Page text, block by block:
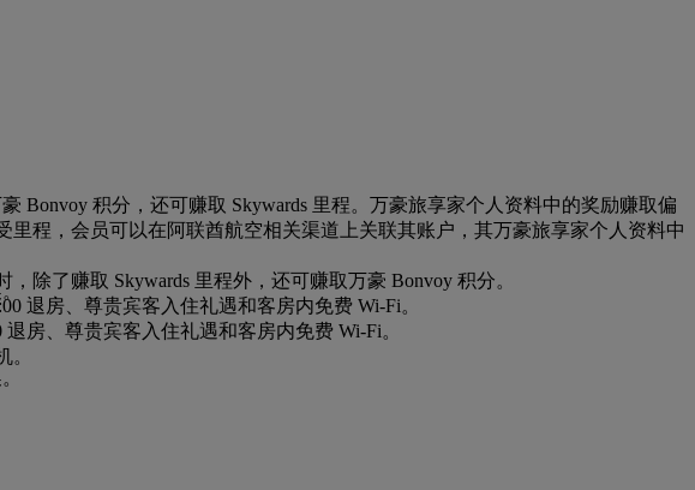
Bonvoy 积分，还可赚取 Skywards 里程。万豪旅享家个人资料中的奖励赚取偏
程，会员可以在阿联酋航空相关渠道上关联其账户，其万豪旅享家个人资料中
除了赚取 Skywards 里程外，还可赚取万豪 Bonvoy 积分。
退房、尊贵宾客入住礼遇和客房内免费 Wi-Fi。
房、尊贵宾客入住礼遇和客房内免费 Wi-Fi。